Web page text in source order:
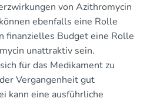
von Azithromycin
ebenfalls eine Rolle
finanzielles Budget eine Rolle
unattraktiv sein.
für das Medikament zu
Vergangenheit gut
kann eine ausführliche